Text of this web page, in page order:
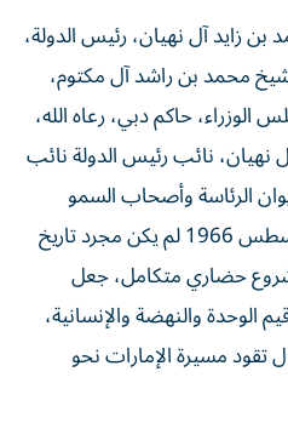
زايد آل نهيان، رئيس الدولة،
محمد بن راشد آل مكتوم،
حاكم دبي، رعاه الله،
نائب رئيس الدولة نائب
الرئاسة وأصحاب السمو
والشيوخ، أن السادس من أغسطس 1966 لم يكن مجرد تاريخ
حضاري متكامل، جعل
الوحدة والنهضة والإنسانية،
تقود مسيرة الإمارات نحو